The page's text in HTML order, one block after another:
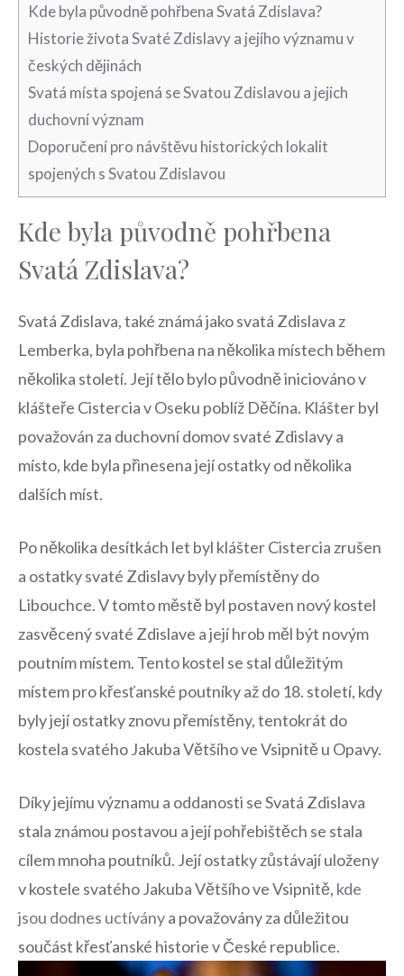
Kde byla původně pohřbena​ Svatá Zdislava?
Historie života Svaté Zdislavy a jejího významu v
českých dějinách
Svatá ⁤místa spojená se Svatou Zdislavou a‌ jejich
⁤duchovní význam
Doporučení pro návštěvu​ historických ⁣lokalit
spojených s⁣ Svatou Zdislavou
Kde byla původně pohřbena​
Svatá Zdislava?
Svatá Zdislava, ⁣také známá jako svatá Zdislava z
Lemberka, byla pohřbena na několika místech během
několika století. ⁢Její tělo bylo původně iniciováno v
klášteře Cistercia v Oseku poblíž Děčína. Klášter byl
⁤považován za duchovní domov svaté Zdislavy a
místo, kde byla přinesena její ostatky od ​několika​
dalších⁢ míst.
Po několika​ desítkách let⁢ byl klášter Cistercia zrušen
a ostatky‍ svaté Zdislavy byly‍ přemístěny do
Libouchce. V tomto městě byl postaven nový kostel
zasvěcený svaté Zdislave a její ‌hrob měl‌ být novým
poutním místem. ​Tento⁤ kostel ⁢se‍ stal důležitým
místem pro křesťanské poutníky až⁢ do⁤ 18. století, kdy
byly její ostatky​ znovu⁢ přemístěny, tentokrát do
kostela svatého​ Jakuba ​Většího ve Vsipnitě u Opavy.
Díky​ jejímu ​významu a​ oddanosti se Svatá Zdislava
stala známou postavou a její pohřebištěch se stala
cílem ⁤mnoha poutníků. Její ostatky‌ zůstávají uloženy
v kostele svatého Jakuba Většího ve Vsipnitě, kde
jsou dodnes‍ uctíványa považovány⁤ za důležitou​
součást křesťanské historie‍ v ​České ⁤republice.